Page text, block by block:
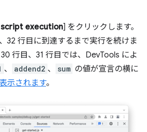
script execution] をクリックします。
32 行目に到達するまで実行を続けま
行目、31 行目では、DevTools によ
、 addend2 、 sum の値が宣言の横に
表示されます。